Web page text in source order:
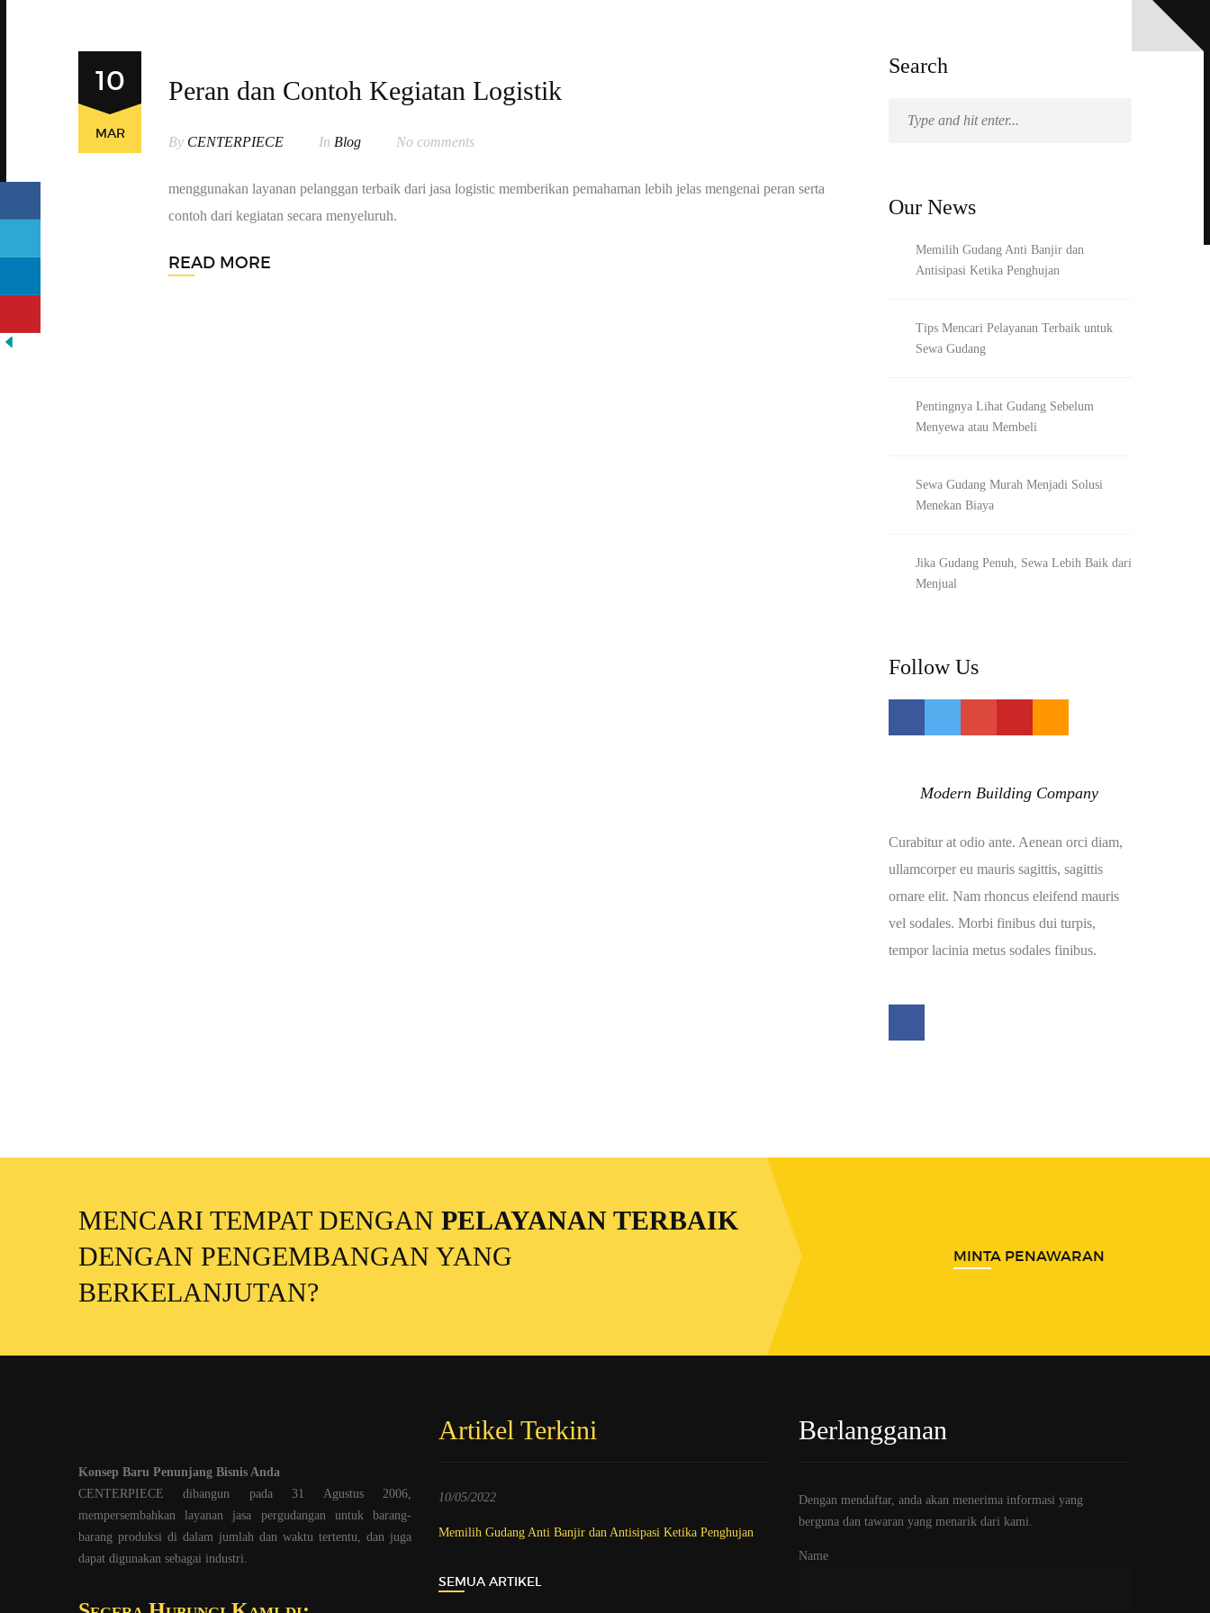
10
MAR
Peran dan Contoh Kegiatan Logistik
By CENTERPIECE In Blog No comments
menggunakan layanan pelanggan terbaik dari jasa logistic memberikan pemahaman lebih jelas mengenai peran serta
contoh dari kegiatan secara menyeluruh.
READ MORE
Search
Our News
Memilih Gudang Anti Banjir dan
Antisipasi Ketika Penghujan
Tips Mencari Pelayanan Terbaik untuk
Sewa Gudang
Pentingnya Lihat Gudang Sebelum
Menyewa atau Membeli
Sewa Gudang Murah Menjadi Solusi
Menekan Biaya
Jika Gudang Penuh, Sewa Lebih Baik dari
Menjual
Follow Us
Modern Building Company
Curabitur at odio ante. Aenean orci diam,
ullamcorper eu mauris sagittis, sagittis
ornare elit. Nam rhoncus eleifend mauris
vel sodales. Morbi finibus dui turpis,
tempor lacinia metus sodales finibus.
MENCARI TEMPAT DENGAN PELAYANAN TERBAIK
DENGAN PENGEMBANGAN YANG
BERKELANJUTAN?
MINTA PENAWARAN
Konsep Baru Penunjang Bisnis Anda
CENTERPIECE dibangun pada 31 Agustus 2006,
mempersembahkan layanan jasa pergudangan untuk barang-
barang produksi di dalam jumlah dan waktu tertentu, dan juga
dapat digunakan sebagai industri.
Artikel Terkini
10/05/2022
Memilih Gudang Anti Banjir dan Antisipasi Ketika Penghujan
SEMUA ARTIKEL
Berlangganan
Dengan mendaftar, anda akan menerima informasi yang
berguna dan tawaran yang menarik dari kami.
Name